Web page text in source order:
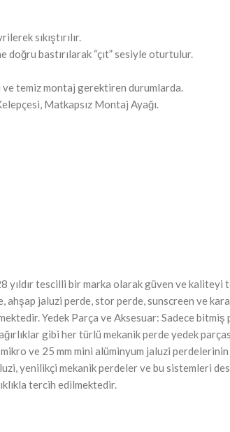
sıkıştırılır.
doğru bastırılarak “çıt” sesiyle oturtulur.
ve temiz montaj gerektiren durumlarda.
Matkapsız Montaj Ayağı.
tescilli bir marka olarak güven ve kaliteyi
jaluzi perde, stor perde, sunscreen ve
Yedek Parça ve Aksesuar: Sadece
gibi her türlü mekanik perde yedek
ve 25 mm mini alüminyum jaluzi perdelerinin
yenilikçi mekanik perdeler ve bu sistemleri
tercih edilmektedir.